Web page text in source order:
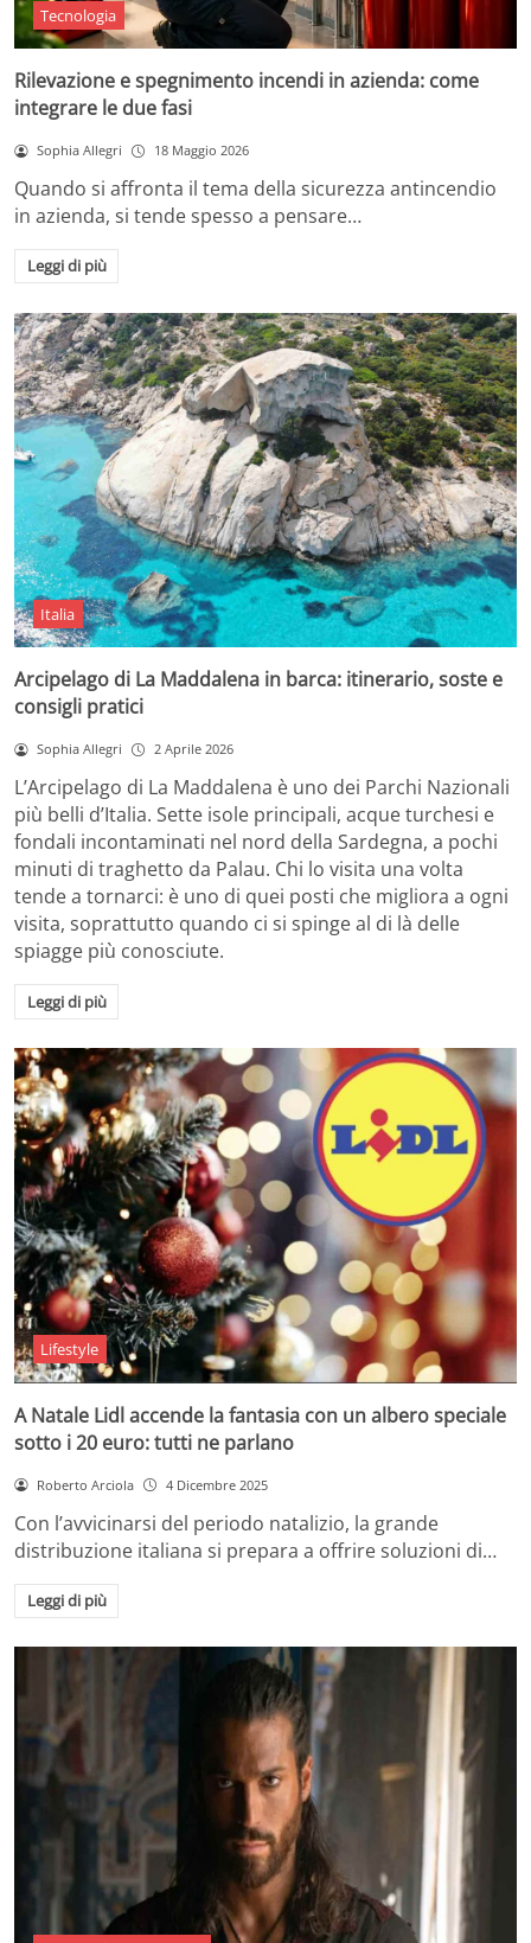
Tecnologia
Rilevazione e spegnimento incendi in azienda: come
integrare le due fasi
Sophia Allegri 18 Maggio 2026
Quando si affronta il tema della sicurezza antincendio
in azienda, si tende spesso a pensare…
Leggi di più
Italia
Arcipelago di La Maddalena in barca: itinerario, soste e
consigli pratici
Sophia Allegri 2 Aprile 2026
L’Arcipelago di La Maddalena è uno dei Parchi Nazionali
più belli d’Italia. Sette isole principali, acque turchesi e
fondali incontaminati nel nord della Sardegna, a pochi
minuti di traghetto da Palau. Chi lo visita una volta
tende a tornarci: è uno di quei posti che migliora a ogni
visita, soprattutto quando ci si spinge al di là delle
spiagge più conosciute.
Leggi di più
Lifestyle
A Natale Lidl accende la fantasia con un albero speciale
sotto i 20 euro: tutti ne parlano
Roberto Arciola 4 Dicembre 2025
Con l’avvicinarsi del periodo natalizio, la grande
distribuzione italiana si prepara a offrire soluzioni di…
Leggi di più